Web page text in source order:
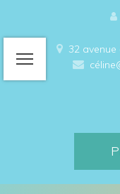
32